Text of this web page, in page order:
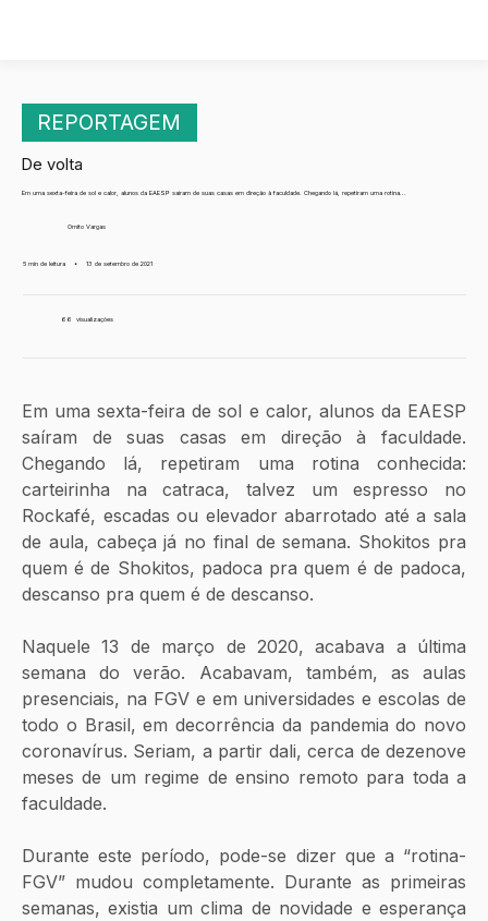
REPORTAGEM
De volta
Em uma sexta-feira de sol e calor, alunos da EAESP saíram de suas casas em direção à faculdade. Chegando lá, repetiram uma rotina...
Ornito Vargas
5 min de leitura • 13 de setembro de 2021
66 visualizações
Em uma sexta-feira de sol e calor, alunos da EAESP
saíram de suas casas em direção à faculdade.
Chegando lá, repetiram uma rotina conhecida:
carteirinha na catraca, talvez um espresso no
Rockafé, escadas ou elevador abarrotado até a sala
de aula, cabeça já no final de semana. Shokitos pra
quem é de Shokitos, padoca pra quem é de padoca,
descanso pra quem é de descanso.
Naquele 13 de março de 2020, acabava a última
semana do verão. Acabavam, também, as aulas
presenciais, na FGV e em universidades e escolas de
todo o Brasil, em decorrência da pandemia do novo
coronavírus. Seriam, a partir dali, cerca de dezenove
meses de um regime de ensino remoto para toda a
faculdade.
Durante este período, pode-se dizer que a “rotina-
FGV” mudou completamente. Durante as primeiras
semanas, existia um clima de novidade e esperança